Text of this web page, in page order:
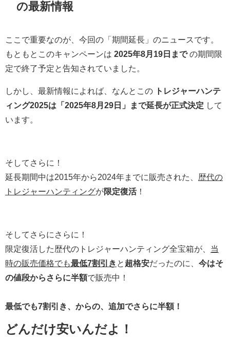
の最新情報
ここで重要なのが、今回の「期間延長」のニュースです。
もともとこのキャンペーンは 2025年8月19日までの期間限
定で終了予定と告知されていました。
しかし、最新情報によれば、なんとこの
トレジャーハンテ
ィング2025は「2025年8月29日」まで延長が正式決定 して
います。
そしてさらに！
延長期間中は2015年から2024年までに販売された、 歴代の
トレジャーハンティングが限定復活！
そしてさらにさらに！
限定復活した歴代のトレジャーハンティング全宝箱が、 当
時の販売価格でも最低7割引き と 超格安だったのに、 今はそ
の値段からさらに半額で販売中！
最低でも7割引き、からの、追加でさらに半額！
どんだけ安いんだよ！